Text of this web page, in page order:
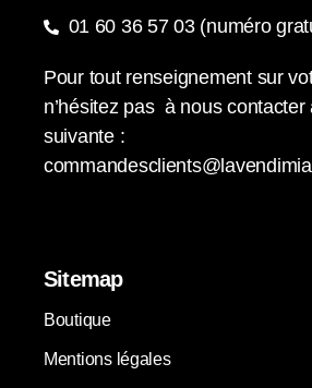
01 60 36 57 03 (numéro
Pour tout renseignement sur
n’hésitez pas à nous contacter
suivante :
Sitemap
Boutique
Mentions légales